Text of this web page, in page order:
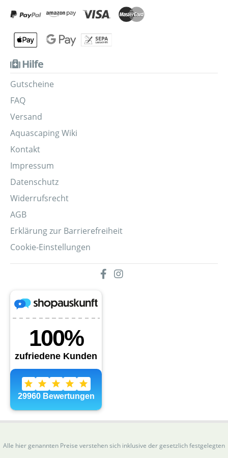
Hilfe
Gutscheine
FAQ
Versand
Aquascaping Wiki
Kontakt
Impressum
Datenschutz
Widerrufsrecht
AGB
Erklärung zur Barrierefreiheit
Cookie-Einstellungen
Alle hier genannten Preise verstehen sich inklusive der gesetzlich festgelegten